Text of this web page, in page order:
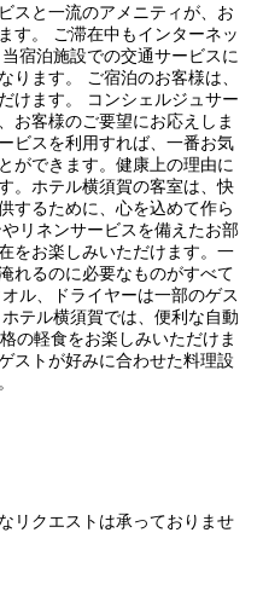
スと一流のアメニティが、お
す。 ご滞在中もインターネッ
宿泊施設での交通サービスに
ります。 ご宿泊のお客様は、
けます。 コンシェルジュサー
お客様のご要望にお応えしま
ビスを利用すれば、一番お気
ができます。健康上の理由に
。ホテル横須賀の客室は、快
するために、心を込めて作ら
リネンサービスを備えたお部
をお楽しみいただけます。一
れるのに必要なものがすべて
ル、ドライヤーは一部のゲス
テル横須賀では、便利な自動
の軽食をお楽しみいただけま
ストが好みに合わせた料理設
リクエストは承っておりませ